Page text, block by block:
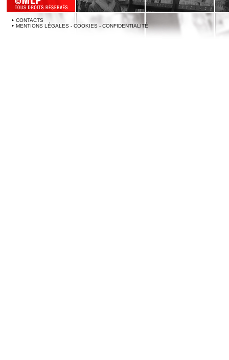
CONTACTS
MENTIONS LÉGALES - COOKIES - CONFIDENTIALITÉ